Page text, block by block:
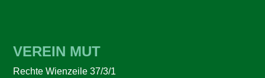
VEREIN MUT
Rechte Wienzeile 37/3/1